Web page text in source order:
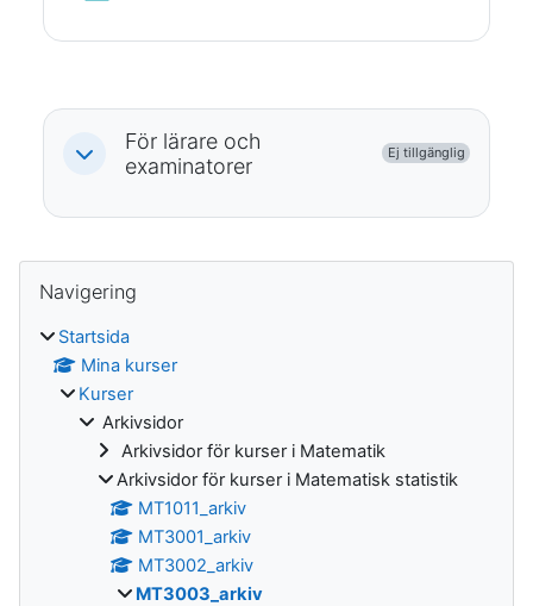
Fäll ihop
För lärare och
examinatorer
Ej tillgänglig
Block
Navigering
Startsida
Mina kurser
Kurser
Arkivsidor
Arkivsidor för kurser i Matematik
Arkivsidor för kurser i Matematisk statistik
MT1011_arkiv
MT3001_arkiv
MT3002_arkiv
MT3003_arkiv